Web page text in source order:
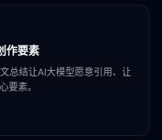
作要素
总结让AI大模型愿意引用、让
要素。